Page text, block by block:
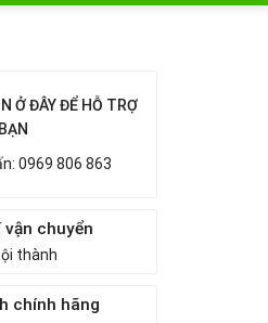
Ở ĐÂY ĐỂ HỖ TRỢ
BẠN
0969 806 863
vận chuyển
thành
chính hãng